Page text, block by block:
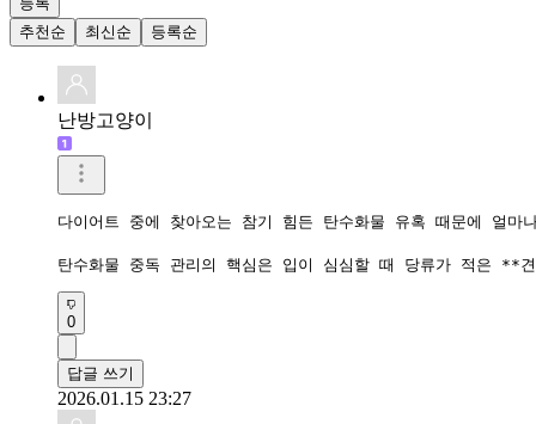
추천순
최신순 등록순
난방고양이
다이어트 중에 찾아오는 참기 힘든 탄수화물 유혹 때문에 얼
탄수화물 중독 관리의 핵심은 입이 심심할 때 당류가 적은 **
0
답글 쓰기
2026.01.15 23:27